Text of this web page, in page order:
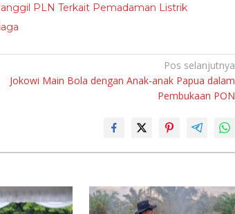
PLN Terkait Pemadaman Listrik
Pos selanjutnya
Jokowi Main Bola dengan Anak-anak Papua dalam
Pembukaan PON